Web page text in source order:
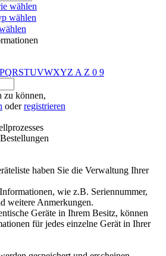
wählen
wählen
PQRSTUVWXYZ A Z 0 9
zu können,
oderregistrieren
haben Sie die Verwaltung Ihrer
wie z.B. Seriennummer,
weitere Anmerkungen.
Geräte in Ihrem Besitz, können
für jedes einzelne Gerät in Ihrer